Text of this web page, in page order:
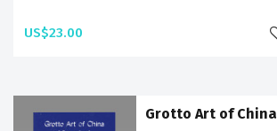
US$23.00
Grotto Art of China